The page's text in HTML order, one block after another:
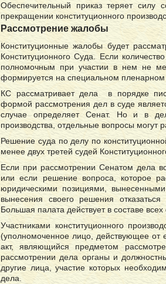
Обеспечительный приказ теряет
прекращении конституционного
Рассмотрение жалобы
Конституционные жалобы будет
Конституционного Суда. Если
полномочным при участии в нем не
формируется на специальном пленарном
КС рассматривает дела в порядке
формой рассмотрения дел в суде
случае определяет Сенат. Но и в
производства, отдельные вопросы могут
Решение суда по делу по
менее двух третей судей
Если при рассмотрении Сенатом дела
или если решение вопроса, которое
юридическими позициями,
вынесения своего решения
Большая палата действует в составе
Участниками конституционного
(уполномоченное лицо, действующее от
акт, являющийся предметом
рассмотрении дела органы и
другие лица, участие которых
дела.